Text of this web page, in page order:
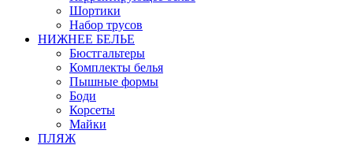
Шортики
Набор трусов
НИЖНЕЕ БЕЛЬЕ
Бюстгальтеры
Комплекты белья
Пышные формы
Боди
Корсеты
Майки
ПЛЯЖ